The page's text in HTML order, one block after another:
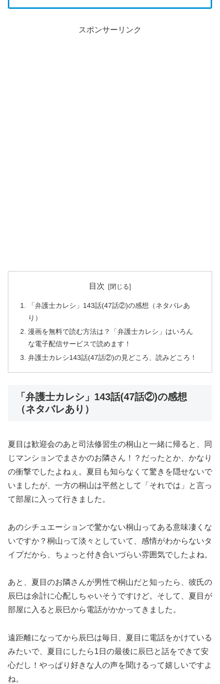
スポンサーリンク
目次
「弁護士カレシ」143話(47話②)の感想（ネタバレあ
り）
漫画を無料で読む方法は？「弁護士カレシ」はいろん
な電子配信サービスで読めます！
弁護士カレシ143話(47話②)の見どころ、読みどころ！
「弁護士カレシ」143話(47話②)の感想
（ネタバレあり）
夏目は歓迎会のあと司法修習生の桐山と一緒に帰ると、同
じマンションでまさかのお隣さん！？だったとか、かなり
の衝撃でしたよねぇ。夏目も知らなくて驚きを隠せないで
いましたが、一方の桐山は平然として「それでは」と言っ
て部屋に入って行きました。
あのシチュエーションで驚かない桐山ってある意味凄くな
いですか？桐山って淡々としていて、感情がわからないタ
イプだから、ちょっと付き合いづらい雰囲気でしたよね。
あと、夏目のお隣さんが男性で桐山だと知ったら、彼氏の
辰巳は余計に心配しちゃいそうですけど。そして、夏目が
部屋に入ると辰巳から電話がかかってきました。
遠距離になってから辰巳は毎日、夏目に電話をかけている
みたいで、夏目にしたら1日の最後に辰巳と話をできて安
心だし！やっぱり好きな人の声を聞けるって嬉しいですよ
ね。